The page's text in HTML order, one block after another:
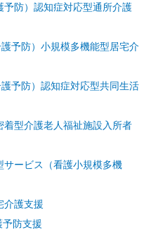
防）認知症対応型通所介護
防）小規模多機能型居宅介
防）認知症対応型共同生活
型介護老人福祉施設入所者
ービス（看護小規模多機
護支援
防支援